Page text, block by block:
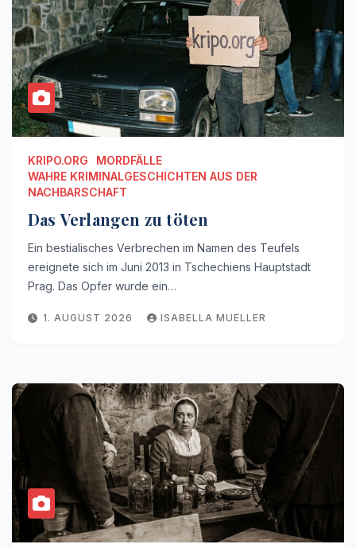
KRIPO.ORG
MORDFÄLLE
WAHRE KRIMINALGESCHICHTEN AUS DER
NACHBARSCHAFT
Das Verlangen zu töten
Ein bestialisches Verbrechen im Namen des Teufels
ereignete sich im Juni 2013 in Tschechiens Hauptstadt
Prag. Das Opfer wurde ein…
1. AUGUST 2026 ISABELLA MUELLER